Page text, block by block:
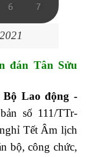
đán Tân Sửu
Bộ Lao động -
số 111/TTr-
Tết Âm lịch
bộ, công chức,